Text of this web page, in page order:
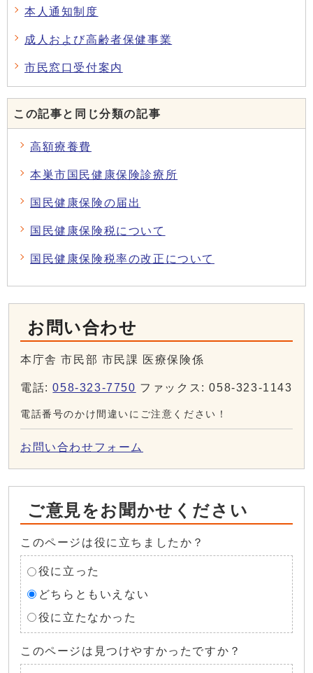
本人通知制度
成人および高齢者保健事業
市民窓口受付案内
この記事と同じ分類の記事
高額療養費
本巣市国民健康保険診療所
国民健康保険の届出
国民健康保険税について
国民健康保険税率の改正について
お問い合わせ
本庁舎 市民部 市民課 医療保険係
電話:058-323-7750 ファックス: 058-323-1143
電話番号のかけ間違いにご注意ください！
お問い合わせフォーム
ご意見をお聞かせください
このページは役に立ちましたか？
役に立った
どちらともいえない
役に立たなかった
このページは見つけやすかったですか？